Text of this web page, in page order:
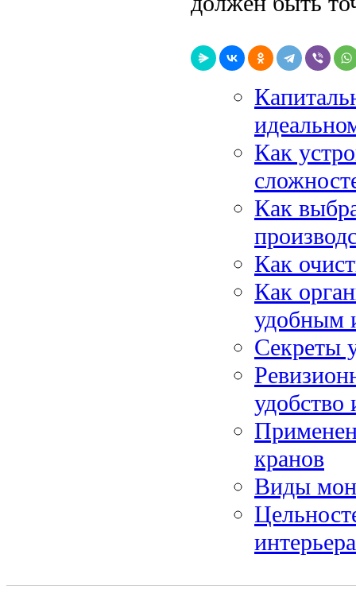
Как
Как
Как
Как
удобным
Секреты
удобство
кранов
Виды
интерьера